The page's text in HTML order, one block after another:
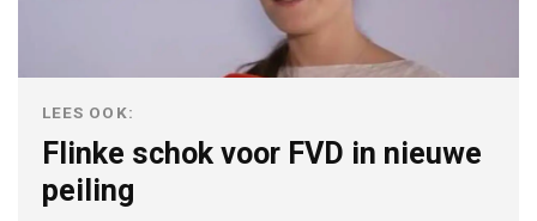
LEES OOK:
Flinke schok voor FVD in nieuwe
peiling